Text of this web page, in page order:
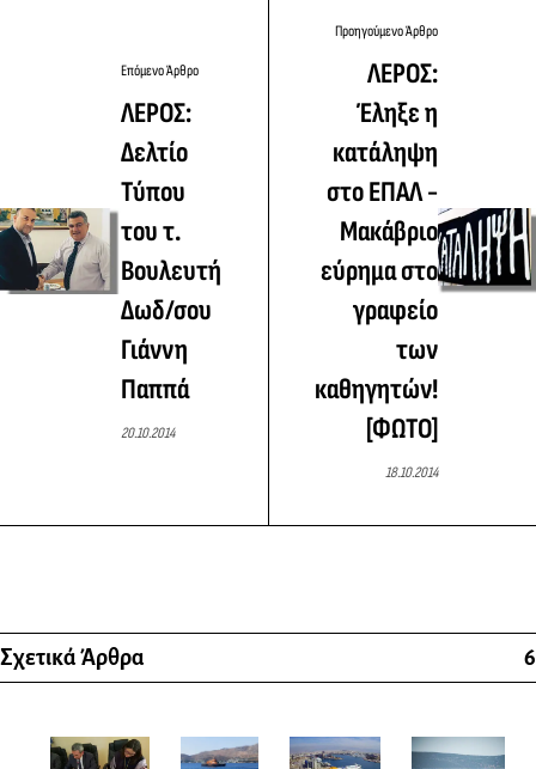
Επόμενο Άρθρο
ΛΕΡΟΣ:
Δελτίο
Τύπου
του τ.
Βουλευτή
Δωδ/σου
Γιάννη
Παππά
20.10.2014
Προηγούμενο Άρθρο
ΛΕΡΟΣ:
Έληξε η
κατάληψη
στο ΕΠΑΛ -
Μακάβριο
εύρημα στο
γραφείο
των
καθηγητών!
[ΦΩΤΟ]
18.10.2014
Σχετικά Άρθρα 6